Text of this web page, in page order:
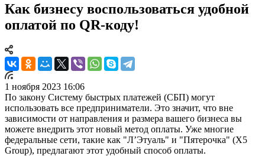
Как бизнесу воспользоваться удобной
оплатой по QR-коду!
1 ноября 2023 16:06
По закону Систему быстрых платежей (СБП) могут
использовать все предприниматели. Это значит, что вне
зависимости от направления и размера вашего бизнеса вы
можете внедрить этот новый метод оплаты. Уже многие
федеральные сети, такие как "Л’Этуаль" и "Пятерочка" (X5
Group), предлагают этот удобный способ оплаты.